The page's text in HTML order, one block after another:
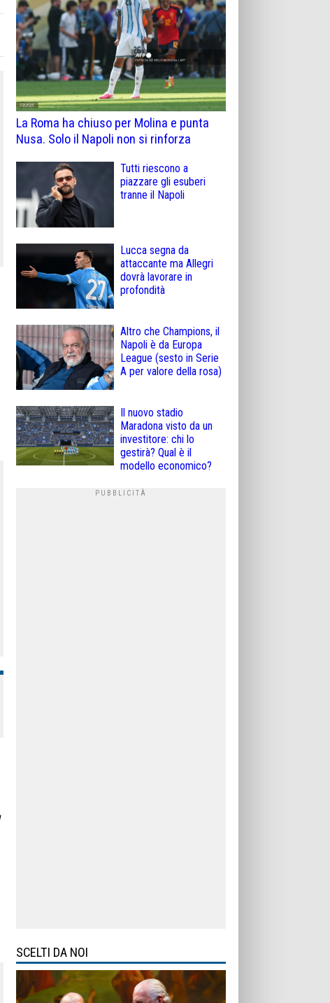
La Roma ha chiuso per Molina e punta
Nusa. Solo il Napoli non si rinforza
Tutti riescono a
piazzare gli esuberi
tranne il Napoli
Lucca segna da
attaccante ma Allegri
dovrà lavorare in
profondità
Altro che Champions, il
Napoli è da Europa
League (sesto in Serie
A per valore della rosa)
Il nuovo stadio
Maradona visto da un
investitore: chi lo
gestirà? Qual è il
modello economico?
SCELTI DA NOI